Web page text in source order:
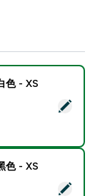
拼接T恤 - 白色 -
色 - XS
拼接T恤 - 黑色 -
色 - XS